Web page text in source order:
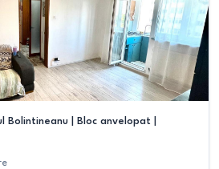
Bolintineanu | Bloc anvelopat |